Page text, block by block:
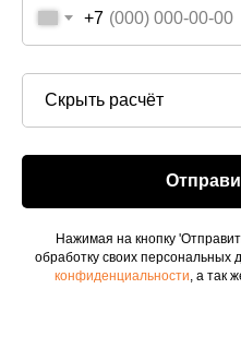
+7
Нажимая на кнопку
обработку своих персональных
конфиденциальности, а так
ТРАНСФЕР
УСЛОВИЯ
НАША